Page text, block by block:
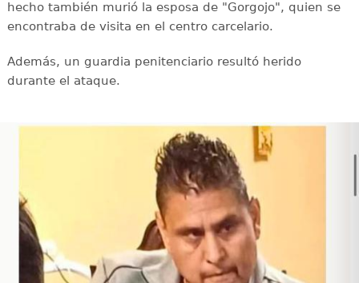
hecho también murió la esposa de "Gorgojo", quien se
encontraba de visita en el centro carcelario.
Además, un guardia penitenciario resultó herido
durante el ataque.